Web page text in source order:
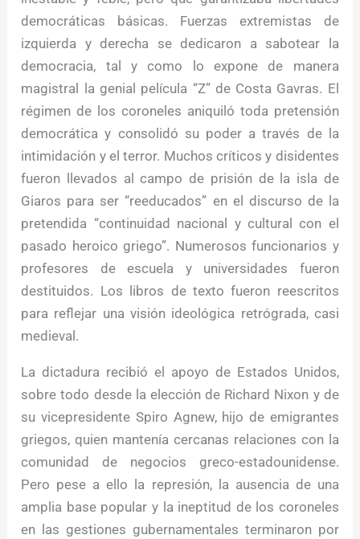
democráticas básicas. Fuerzas extremistas de
izquierda y derecha se dedicaron a sabotear la
democracia, tal y como lo expone de manera
magistral la genial película “Z” de Costa Gavras. El
régimen de los coroneles aniquiló toda pretensión
democrática y consolidó su poder a través de la
intimidación y el terror. Muchos críticos y disidentes
fueron llevados al campo de prisión de la isla de
Giaros para ser “reeducados” en el discurso de la
pretendida “continuidad nacional y cultural con el
pasado heroico griego”. Numerosos funcionarios y
profesores de escuela y universidades fueron
destituidos. Los libros de texto fueron reescritos
para reflejar una visión ideológica retrógrada, casi
medieval.
La dictadura recibió el apoyo de Estados Unidos,
sobre todo desde la elección de Richard Nixon y de
su vicepresidente Spiro Agnew, hijo de emigrantes
griegos, quien mantenía cercanas relaciones con la
comunidad de negocios greco-estadounidense.
Pero pese a ello la represión, la ausencia de una
amplia base popular y la ineptitud de los coroneles
en las gestiones gubernamentales terminaron por